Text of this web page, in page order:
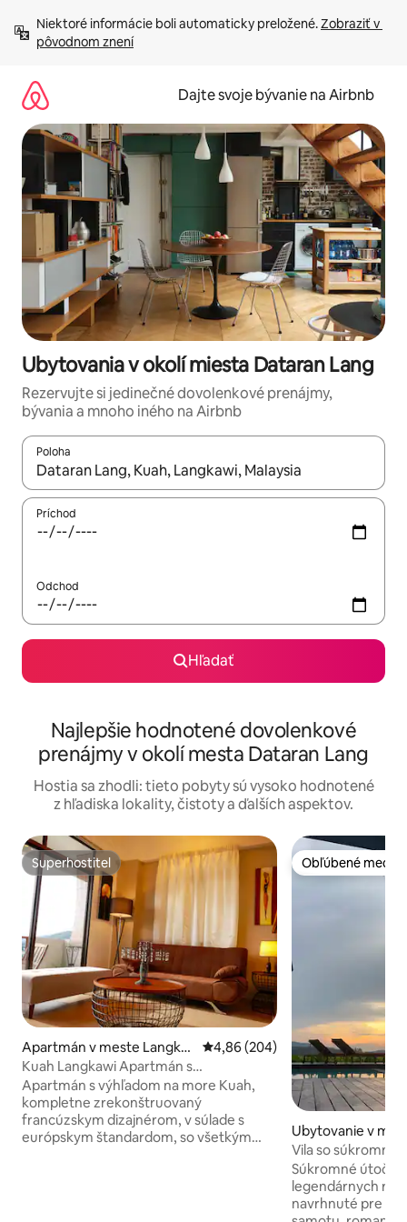
obsah.
Niektoré informácie boli automaticky preložené. Zobraziť v
pôvodnom znení
Dajte svoje bývanie na Airbnb
Ubytovania v okolí miesta Dataran Lang
Rezervujte si jedinečné dovolenkové prenájmy,
bývania a mnoho iného na Airbnb
Poloha
Keď budú výsledky k dispozícii, môžete si ich prechádzať
Príchod
Odchod
Hľadať
Najlepšie hodnotené dovolenkové
prenájmy v okolí mesta Dataran Lang
Hostia sa zhodli: tieto pobyty sú vysoko hodnotené
z hľadiska lokality, čistoty a ďalších aspektov.
Superhostiteľ
Superhostiteľ
Apartmán v meste Langka
wi
Priemerné ohodnotenie 4,86 z
4,86 (204)
Kuah Langkawi Apartmán s
panoramatickým výhľadom
Apartmán s výhľadom na more Kuah,
kompletne zrekonštruovaný
francúzskym dizajnérom, v súlade s
európskym štandardom, so všetkým
Obľúbené medzi
Obľúbené medzi
Ubytovanie v
wi
Vila so
bazénom na
Súkromné
legendárnych
navrhnuté pre